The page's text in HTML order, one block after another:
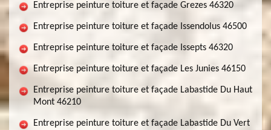
Entreprise peinture toiture et façade Grezes 46320
Entreprise peinture toiture et façade Issendolus 46500
Entreprise peinture toiture et façade Issepts 46320
Entreprise peinture toiture et façade Les Junies 46150
Entreprise peinture toiture et façade Labastide Du Haut
Mont 46210
Entreprise peinture toiture et façade Labastide Du Vert